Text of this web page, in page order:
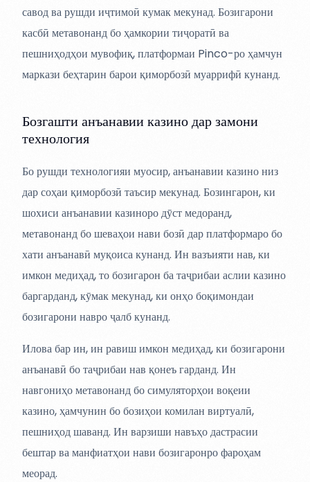
савод ва рушди иҷтимоӣ кумак мекунад. Бозигарони
касбӣ метавонанд бо ҳамкории тиҷоратӣ ва
пешниҳодҳои мувофиқ, платформаи Pinco-ро ҳамчун
маркази беҳтарин барои қиморбозӣ муаррифӣ кунанд.
Бозгашти анъанавии казино дар замони
технология
Бо рушди технологияи муосир, анъанавии казино низ
дар соҳаи қиморбозӣ таъсир мекунад. Бозингарон, ки
шохиси анъанавии казиноро дӯст медоранд,
метавонанд бо шеваҳои нави бозӣ дар платформаро бо
хати анъанавӣ муқоиса кунанд. Ин вазъияти нав, ки
имкон медиҳад, то бозигарон ба таҷрибаи аслии казино
баргарданд, кӯмак мекунад, ки онҳо боқимондаи
бозигарони навро ҷалб кунанд.
Илова бар ин, ин равиш имкон медиҳад, ки бозигарони
анъанавӣ бо таҷрибаи нав қонеъ гарданд. Ин
навгониҳо метавонанд бо симуляторҳои воқеии
казино, ҳамчунин бо бозиҳои комилан виртуалӣ,
пешниҳод шаванд. Ин варзиши навъҳо дастрасии
бештар ва манфиатҳои нави бозигаронро фароҳам
меорад.